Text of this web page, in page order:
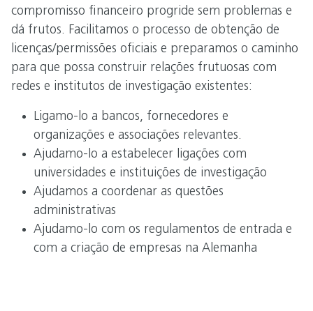
compromisso financeiro progride sem problemas e
dá frutos. Facilitamos o processo de obtenção de
licenças/permissões oficiais e preparamos o caminho
para que possa construir relações frutuosas com
redes e institutos de investigação existentes:
Ligamo-lo a bancos, fornecedores e
organizações e associações relevantes.
Ajudamo-lo a estabelecer ligações com
universidades e instituições de investigação
Ajudamos a coordenar as questões
administrativas
Ajudamo-lo com os regulamentos de entrada e
com a criação de empresas na Alemanha